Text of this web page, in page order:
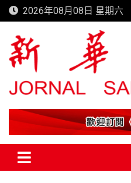
Skip
to
content
2026年08月08日 星期六
新華澳報